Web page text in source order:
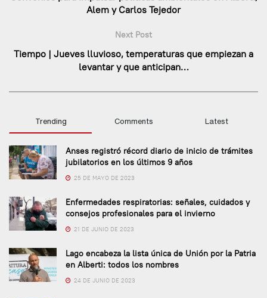
Alem y Carlos Tejedor
Next Post
Tiempo | Jueves lluvioso, temperaturas que empiezan a
levantar y que anticipan…
Trending Comments Latest
Anses registró récord diario de inicio de trámites
jubilatorios en los últimos 9 años
25 DE MAYO DE 2023
Enfermedades respiratorias: señales, cuidados y
consejos profesionales para el invierno
21 DE JUNIO DE 2023
Lago encabeza la lista única de Unión por la Patria
en Alberti: todos los nombres
24 DE JUNIO DE 2023